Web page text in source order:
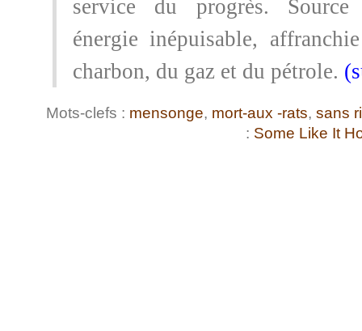
service du progrès. Source
énergie inépuisable,
charbon, du gaz et du pétrole.
Mots-clefs : mensonge, mort-aux -rats, sans
: Some Like It